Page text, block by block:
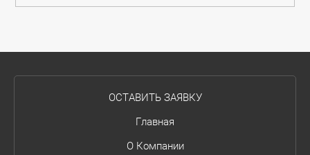
ОСТАВИТЬ ЗАЯВКУ
Главная
О Компании